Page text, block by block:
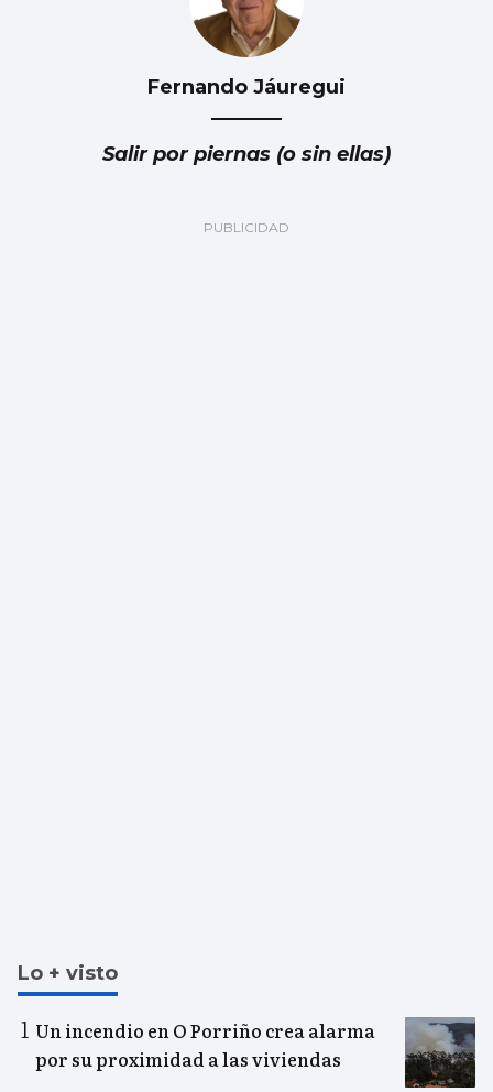
Fernando Jáuregui
Salir por piernas (o sin ellas)
Lo + visto
Un incendio en O Porriño crea alarma
por su proximidad a las viviendas